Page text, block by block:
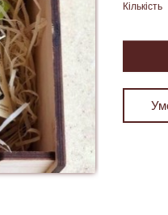
Кількість